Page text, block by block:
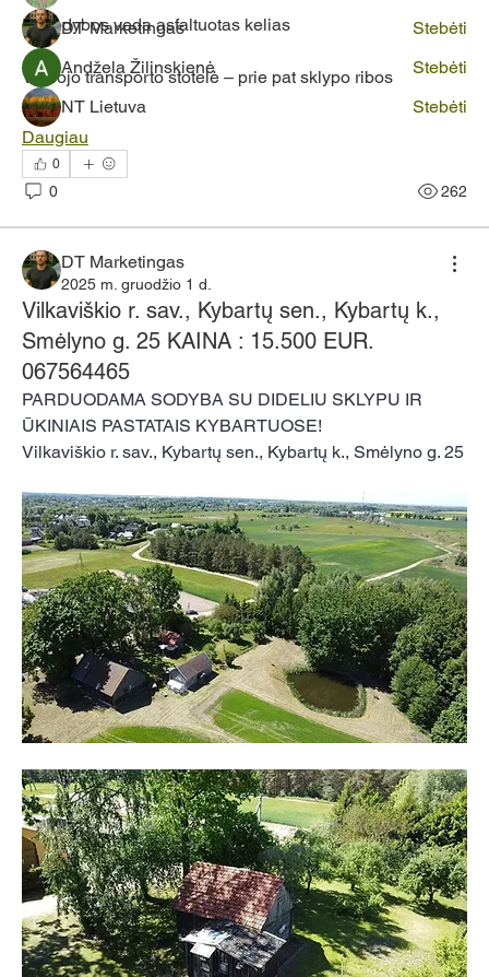
Iki sodybos veda asfaltuotas kelias
Viešojo transporto stotelė – prie pat sklypo ribos
Daugiau
0
0 262
DT Marketingas
2025 m. gruodžio 1 d.
Vilkaviškio r. sav., Kybartų sen., Kybartų k.,
Smėlyno g. 25 KAINA : 15.500 EUR.
067564465
PARDUODAMA SODYBA SU DIDELIU SKLYPU IR
ŪKINIAIS PASTATAIS KYBARTUOSE!
Vilkaviškio r. sav., Kybartų sen., Kybartų k., Smėlyno g. 25
DT Marketingas
Stebėti
Andžela Žilinskienė
Stebėti
NT Lietuva
Stebėti
Žiūrėti visus narius (5)